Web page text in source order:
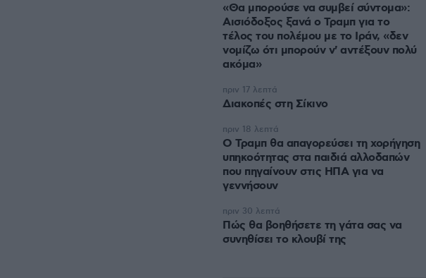
«Θα μπορούσε να συμβεί σύντομα»:
Αισιόδοξος ξανά ο Τραμπ για το
τέλος του πολέμου με το Ιράν, «δεν
νομίζω ότι μπορούν ν' αντέξουν πολύ
ακόμα»
Διακοπές στη Σίκινο
πριν 17 λεπτά
Ο Τραμπ θα απαγορεύσει τη χορήγηση
υπηκοότητας στα παιδιά αλλοδαπών
που πηγαίνουν στις ΗΠΑ για να
γεννήσουν
πριν 18 λεπτά
Πώς θα βοηθήσετε τη γάτα σας να
συνηθίσει το κλουβί της
πριν 30 λεπτά